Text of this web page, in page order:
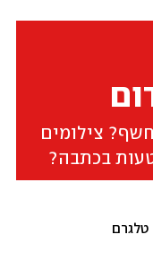
צילומים
בכתבה?
טלגרם